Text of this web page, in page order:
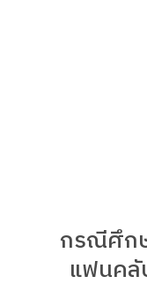
กรณีศึก
แฟนคลั